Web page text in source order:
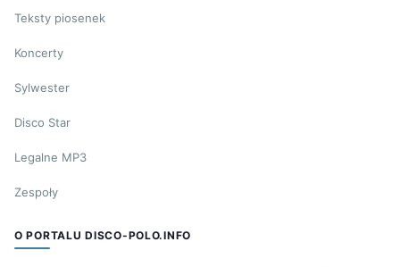
Teksty piosenek
Koncerty
Sylwester
Disco Star
Legalne MP3
Zespoły
O PORTALU DISCO-POLO.INFO